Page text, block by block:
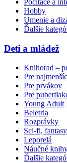
Hobby
Umenie a
Ďalšie
Deti a mládež
Knihorad –
Pre
Pre prvákov
Pre
Young Adult
Beletria
Rozprávky
Sci-fi,
Leporelá
Náučné
Ďalšie